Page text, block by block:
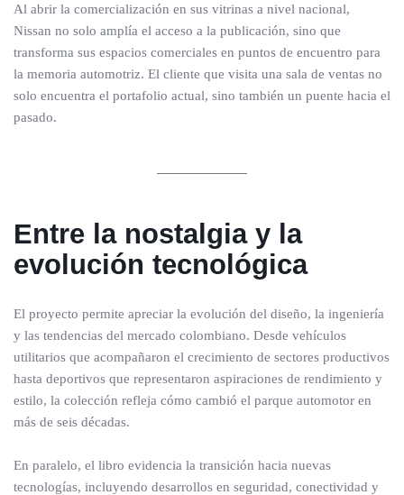
Al abrir la comercialización en sus vitrinas a nivel nacional,
Nissan no solo amplía el acceso a la publicación, sino que
transforma sus espacios comerciales en puntos de encuentro para
la memoria automotriz. El cliente que visita una sala de ventas no
solo encuentra el portafolio actual, sino también un puente hacia el
pasado.
Entre la nostalgia y la
evolución tecnológica
El proyecto permite apreciar la evolución del diseño, la ingeniería
y las tendencias del mercado colombiano. Desde vehículos
utilitarios que acompañaron el crecimiento de sectores productivos
hasta deportivos que representaron aspiraciones de rendimiento y
estilo, la colección refleja cómo cambió el parque automotor en
más de seis décadas.
En paralelo, el libro evidencia la transición hacia nuevas
tecnologías, incluyendo desarrollos en seguridad, conectividad y